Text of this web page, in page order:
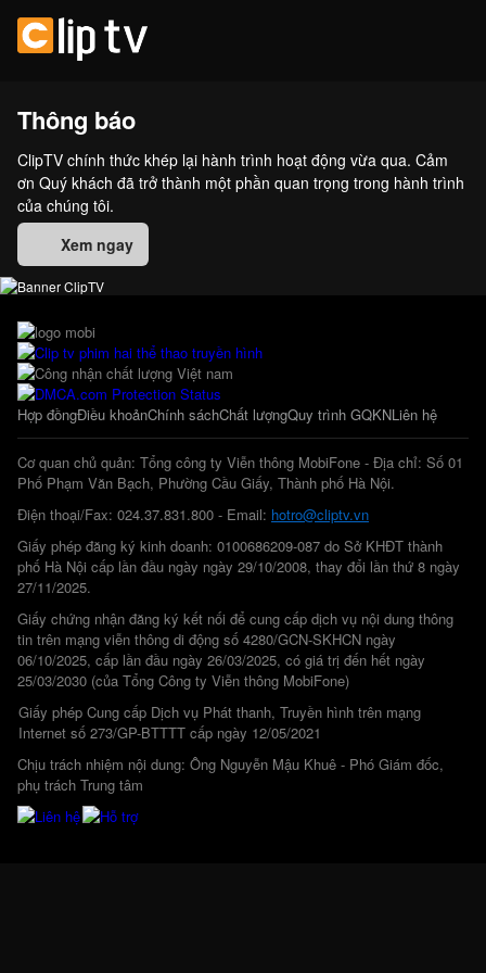
Thông báo
ClipTV chính thức khép lại hành trình hoạt động vừa qua. Cảm
ơn Quý khách đã trở thành một phần quan trọng trong hành trình
của chúng tôi.
Xem ngay
Hợp đồngĐiều khoảnChính sáchChất lượngQuy trình GQKNLiên hệ
Cơ quan chủ quản: Tổng công ty Viễn thông MobiFone - Địa chỉ: Số 01
Phố Phạm Văn Bạch, Phường Cầu Giấy, Thành phố Hà Nội.
Điện thoại/Fax: 024.37.831.800 - Email: hotro@cliptv.vn
Giấy phép đăng ký kinh doanh: 0100686209-087 do Sở KHĐT thành
phố Hà Nội cấp lần đầu ngày ngày 29/10/2008, thay đổi lần thứ 8 ngày
27/11/2025.
Giấy chứng nhận đăng ký kết nối để cung cấp dịch vụ nội dung thông
tin trên mạng viễn thông di động số 4280/GCN-SKHCN ngày
06/10/2025, cấp lần đầu ngày 26/03/2025, có giá trị đến hết ngày
25/03/2030 (của Tổng Công ty Viễn thông MobiFone)
Giấy phép Cung cấp Dịch vụ Phát thanh, Truyền hình trên mạng
Internet số 273/GP-BTTTT cấp ngày 12/05/2021
Chịu trách nhiệm nội dung: Ông Nguyễn Mậu Khuê - Phó Giám đốc,
phụ trách Trung tâm